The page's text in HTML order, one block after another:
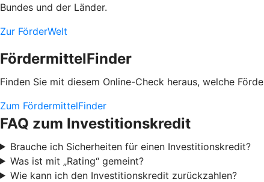
Bundes und der Länder.
Zur FörderWelt
FördermittelFinder
Finden Sie mit diesem Online-Check heraus, welche
Zum FördermittelFinder
FAQ zum Investitionskredit
Brauche ich Sicherheiten für einen Investitionskredit?
Was ist mit „Rating“ gemeint?
Wie kann ich den Investitionskredit zurückzahlen?